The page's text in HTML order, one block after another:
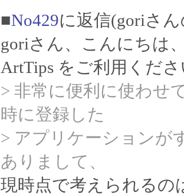
■No429に返信(goriさ
goriさん、こんにちは
ArtTips をご利用くだ
> 非常に便利に使わせ
時に登録した
> アプリケーションが
ありまして、
現時点で考えられるの